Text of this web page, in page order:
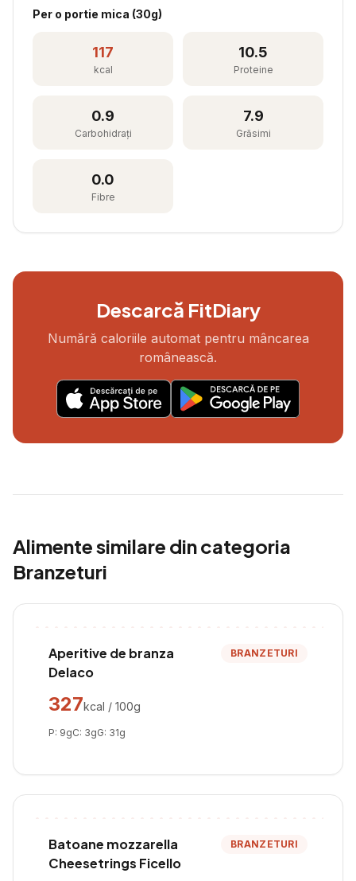
Per o portie mica (30g)
117
kcal
10.5
Proteine
0.9
Carbohidrați
7.9
Grăsimi
0.0
Fibre
Descarcă FitDiary
Numără caloriile automat pentru mâncarea
românească.
Alimente similare din categoria
Branzeturi
Aperitive de branza
Delaco
BRANZETURI
327kcal / 100g
P: 9gC: 3gG: 31g
Batoane mozzarella
Cheesetrings Ficello
BRANZETURI